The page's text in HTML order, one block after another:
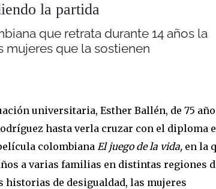
la partida
que retrata durante 14 años la
mujeres que la sostienen
universitaria, Esther Ballén, de 75
hasta verla cruzar con el diploma
colombianaEl juego de la vida, en la
a varias familias en distintas regiones
historias de desigualdad, las mujeres